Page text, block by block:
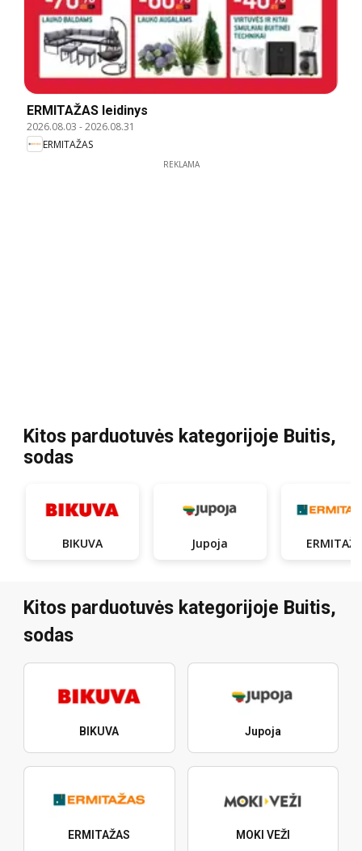
ERMITAŽAS leidinys
2026.08.03 -2026.08.31
ERMITAŽAS
REKLAMA
Kitos parduotuvės kategorijoje Buitis,
sodas
BIKUVA Jupoja
Kitos parduotuvės kategorijoje Buitis,
sodas
BIKUVA Jupoja
ERMITAŽAS MOKI VEŽI